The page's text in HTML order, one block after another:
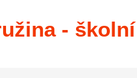
-